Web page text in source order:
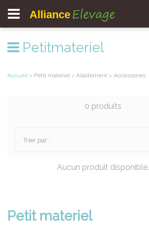
Alliance Elevage
Petitmateriel
Accueil > Petit materiel > Allaitement > Accessoires
0 produits
Trier par :
Aucun produit disponible.
Petit materiel